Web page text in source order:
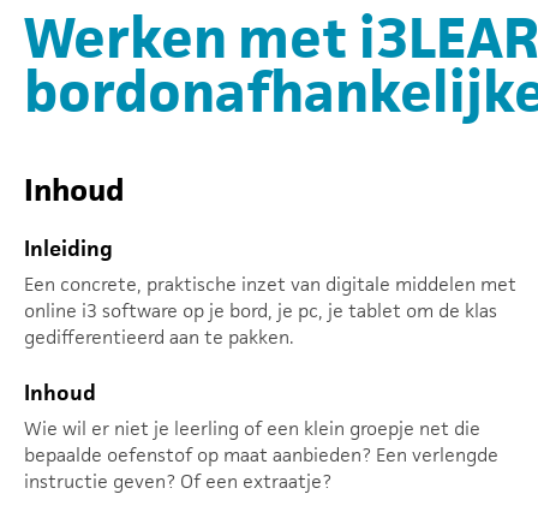
Werken met
Inhoud
Inleiding
Een concrete, praktische inzet van digitale middelen met
online i3 software op je bord, je pc, je tablet om de klas
gedifferentieerd aan te pakken.
Inhoud
Wie wil er niet je leerling of een klein groepje net die
bepaalde oefenstof op maat aanbieden? Een verlengde
instructie geven? Of een extraatje?